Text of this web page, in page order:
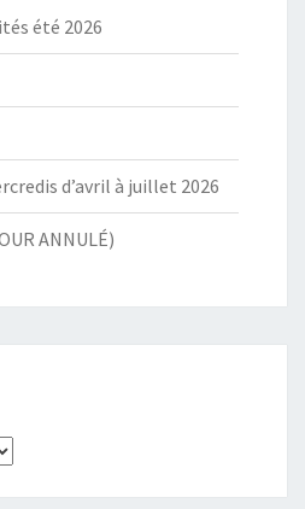
été 2026
d’avril à juillet 2026
ANNULÉ)